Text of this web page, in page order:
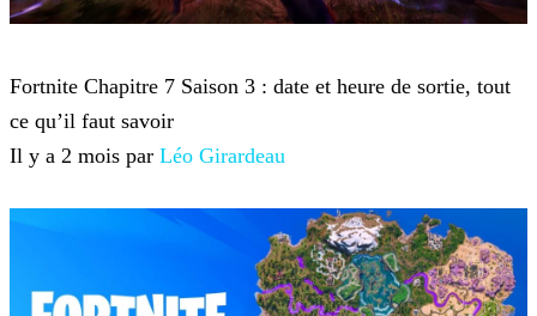
Fortnite Chapitre 7 Saison 3 : date et heure de sortie, tout
ce qu’il faut savoir
Il y a 2 mois par Léo Girardeau